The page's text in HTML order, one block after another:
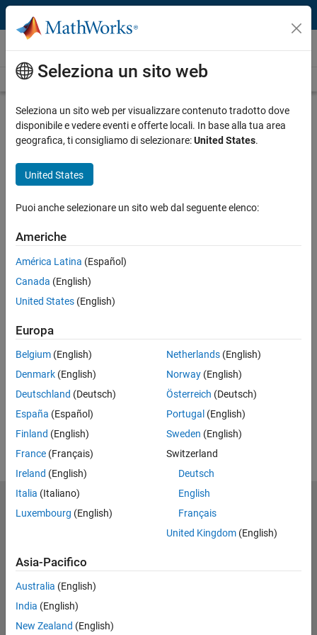
Vai al contenuto
Video
Videos Home Search
Play
Description
How to Set Up and Manage
Experiments in MATLAB
Full Transcript
Related Resources
Feedback
UP NEXT
RELATED VIDEOS
View more related videos
Seleziona un sito web
Seleziona un sito web per visualizzare contenuto tradotto dove
disponibile e vedere eventi e offerte locali. In base alla tua area
geografica, ti consigliamo di selezionare:United States.
United States
Puoi anche selezionare un sito web dal seguente elenco:
Americhe
América Latina (Español)
Canada (English)
United States (English)
Europa
Belgium (English)
Denmark (English)
Deutschland (Deutsch)
España (Español)
Finland (English)
France (Français)
Ireland (English)
Italia (Italiano)
Luxembourg (English)
Netherlands(English)
Norway(English)
Österreich (Deutsch)
Portugal (English)
Sweden (English)
Switzerland
Deutsch
English
Français
United Kingdom(English)
Asia-Pacifico
Australia (English)
India (English)
New Zealand (English)
MathWorks
Accelerating the pace of engineering and science
Prova o Acquista
Scopri i nostri prodotti